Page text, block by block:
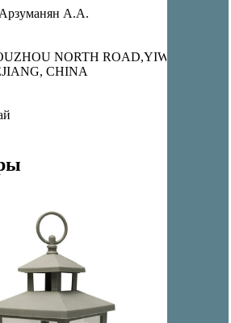
А.А.
NORTH ROAD,YIWU CITY,
CHINA